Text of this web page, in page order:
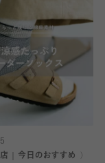
店｜今日のおすすめ 〉